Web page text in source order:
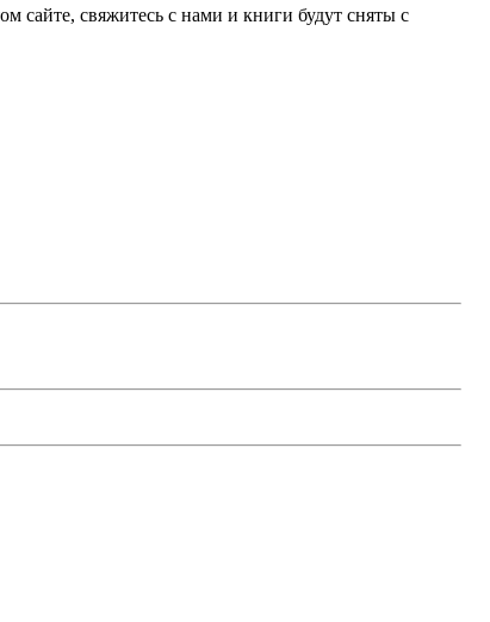
сайте, свяжитесь с нами и книги будут сняты с